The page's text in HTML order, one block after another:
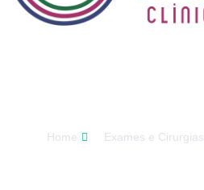
Home Exames e Cirurgias